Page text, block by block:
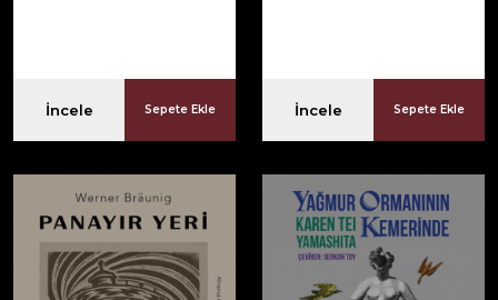
İncele Sepete Ekle İncele Sepete Ekle